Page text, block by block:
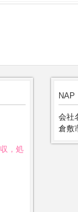
，処
NAP
会社
倉敷